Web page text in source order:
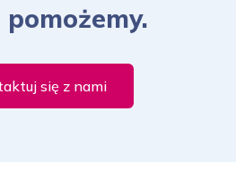
pomożemy.
się z nami